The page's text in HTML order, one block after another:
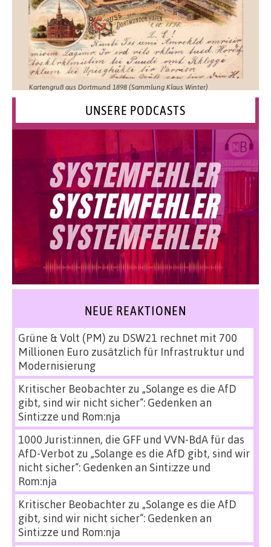
Kartengruß aus Dortmund 1898 (Sammlung Klaus Winter)
UNSERE PODCASTS
NEUE REAKTIONEN
Grüne & Volt (PM) zu DSW21 rechnet mit 700
Millionen Euro zusätzlich für Infrastruktur und
Modernisierung
Kritischer Beobachterzu „Solange es die AfD
gibt, sind wir nicht sicher“: Gedenken an
Sinti:zze und Rom:nja
1000 Jurist:innen, die GFF und VVN-BdA für das
AfD-Verbot zu „Solange es die AfD gibt, sind wir
nicht sicher“: Gedenken an Sinti:zze und
Rom:nja
Kritischer Beobachterzu „Solange es die AfD
gibt, sind wir nicht sicher“: Gedenken an
Sinti:zze und Rom:nja